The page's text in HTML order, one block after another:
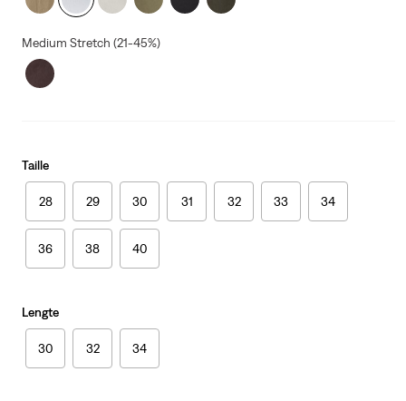
Medium Stretch (21-45%)
Taille
28 29 30 31 32 33 34
36 38 40
Lengte
30 32 34